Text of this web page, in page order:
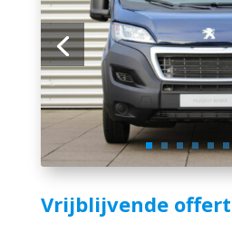
Vrijblijvende